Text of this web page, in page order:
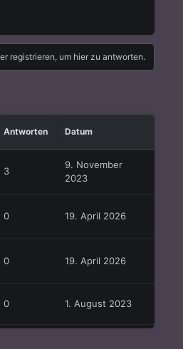
registrieren, um hier zu antworten.
Antworten Datum
3
9. November
2023
0 19. April 2026
0 19. April 2026
0 1. August 2023